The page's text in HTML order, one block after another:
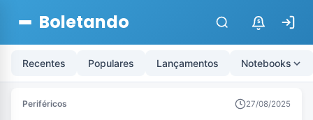
Boletando $
Recentes Populares Lançamentos Notebooks
Periféricos 27/08/2025